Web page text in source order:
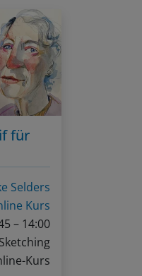
für
Selders
Kurs
– 14:00
Sketching
Kurs